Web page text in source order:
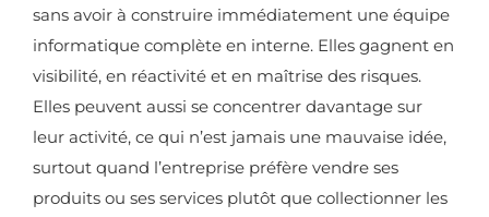
sans avoir à construire immédiatement une équipe
informatique complète en interne. Elles gagnent en
visibilité, en réactivité et en maîtrise des risques.
Elles peuvent aussi se concentrer davantage sur
leur activité, ce qui n’est jamais une mauvaise idée,
surtout quand l’entreprise préfère vendre ses
produits ou ses services plutôt que collectionner les